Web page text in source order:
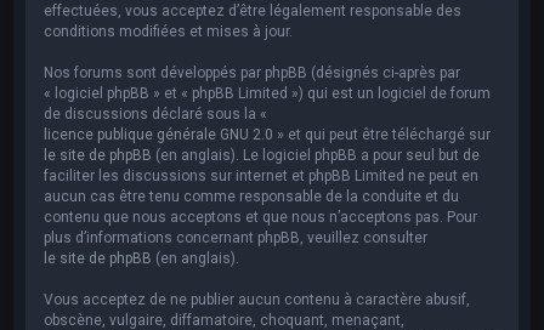
effectuées, vous acceptez d’être légalement responsable des
conditions modifiées et mises à jour.
Nos forums sont développés par phpBB (désignés ci-après par
« logiciel phpBB » et « phpBB Limited ») qui est un logiciel de forum
de discussions déclaré sous la «
licence publique générale GNU 2.0 » et qui peut être téléchargé sur
le site de phpBB (en anglais). Le logiciel phpBB a pour seul but de
faciliter les discussions sur internet et phpBB Limited ne peut en
aucun cas être tenu comme responsable de la conduite et du
contenu que nous acceptons et que nous n’acceptons pas. Pour
plus d’informations concernant phpBB, veuillez consulter
le site de phpBB (en anglais).
Vous acceptez de ne publier aucun contenu à caractère abusif,
obscène, vulgaire, diffamatoire, choquant, menaçant,